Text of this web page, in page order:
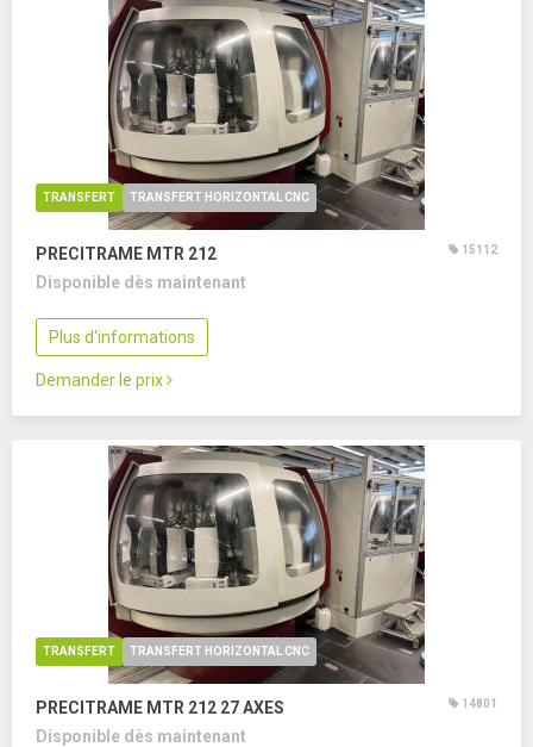
TRANSFERT TRANSFERT HORIZONTAL CNC
PRECITRAME MTR 212 15112
Disponible dès maintenant
Plus d'informations
Demander le prix
TRANSFERT TRANSFERT HORIZONTAL CNC
PRECITRAME MTR 212 27 AXES 14801
Disponible dès maintenant